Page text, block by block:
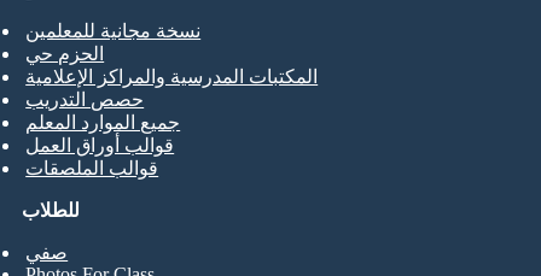
للطلاب
صفي
نسخة مجانية للمعلمين
الحزم حي
المكتبات المدرسية والمراكز الإعلامية
حصص التدريب
جميع الموارد المعلم
قوالب أوراق العمل
قوالب الملصقات